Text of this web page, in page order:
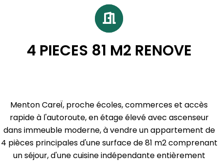
4 PIECES 81 M2 RENOVE
Menton CareÏ, proche écoles, commerces et accès
rapide à l'autoroute, en étage élevé avec ascenseur
dans immeuble moderne, à vendre un appartement de
4 pièces principales d'une surface de 81 m2 comprenant
un séjour, d'une cuisine indépendante entièrement